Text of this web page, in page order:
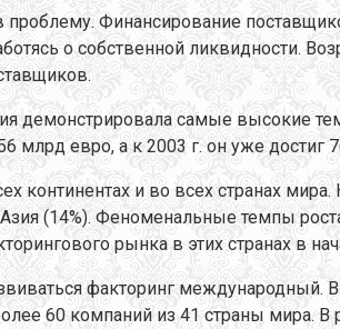
Финансирование
о собственной ликвидности.
демонстрировала самые высокие
млрд евро, а к 2003 г. он уже достиг
континентах и во всех странах
(14%). Феноменальные темпы
рынка в этих странах в
факторинг международный.
60 компаний из 41 страны мира.